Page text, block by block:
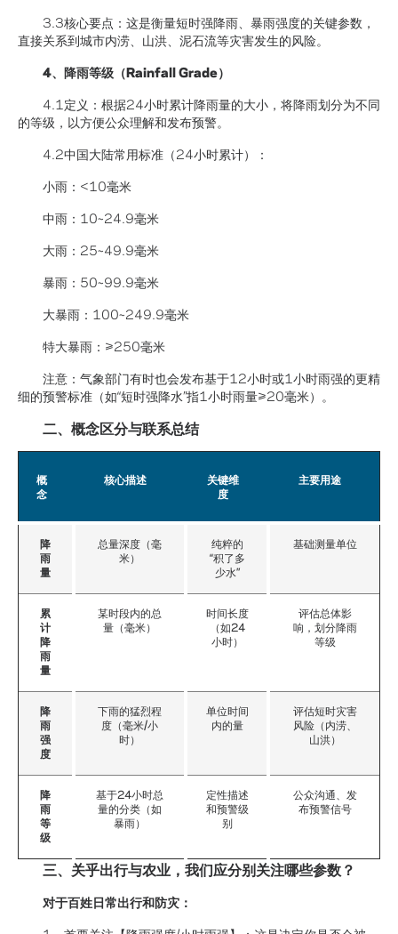
3.3核心要点：这是衡量短时强降雨、暴雨强度的关键参数，
直接关系到城市内涝、山洪、泥石流等灾害发生的风险。
4、降雨等级（Rainfall Grade）
4.1定义：根据24小时累计降雨量的大小，将降雨划分为不同
的等级，以方便公众理解和发布预警。
4.2中国大陆常用标准（24小时累计）：
小雨：<10毫米
中雨：10~24.9毫米
大雨：25~49.9毫米
暴雨：50~99.9毫米
大暴雨：100~249.9毫米
特大暴雨：≥250毫米
注意：气象部门有时也会发布基于12小时或1小时雨强的更精
细的预警标准（如“短时强降水”指1小时雨量≥20毫米）。
二、概念区分与联系总结
概
念
核心描述
关键维
度
主要用途
降
雨
量
总量深度（毫
米）
纯粹的
“积了多
少水”
基础测量单位
累
计
降
雨
量
某时段内的总
量（毫米）
时间长度
（如24
小时）
评估总体影
响，划分降雨
等级
降
雨
强
度
下雨的猛烈程
度（毫米/小
时）
单位时间
内的量
评估短时灾害
风险（内涝、
山洪）
降
雨
等
级
基于24小时总
量的分类（如
暴雨）
定性描述
和预警级
别
公众沟通、发
布预警信号
三、关乎出行与农业，我们应分别关注哪些参数？
对于百姓日常出行和防灾：